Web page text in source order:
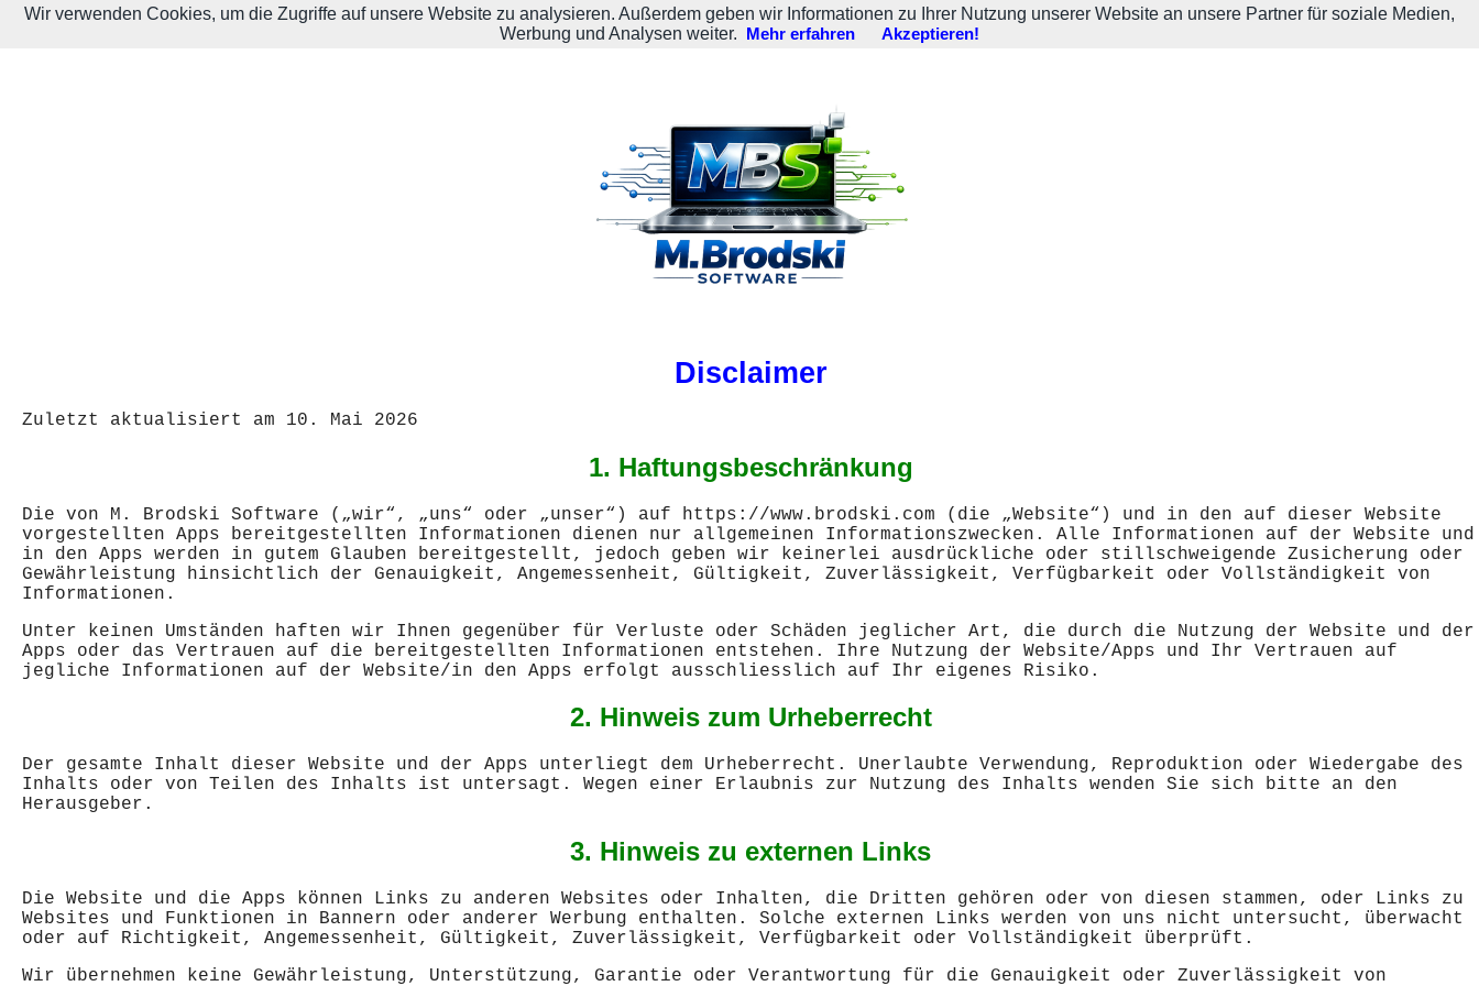
M. Brodski Software
Disclaimer
Zuletzt aktualisiert am 10. Mai 2026
1. Haftungsbeschränkung
Die von M. Brodski Software („wir“, „uns“ oder „unser“) auf https://www.brodski.com (die „Website“) und in den auf dieser Website
vorgestellten Apps bereitgestellten Informationen dienen nur allgemeinen Informationszwecken. Alle Informationen auf der Website und
in den Apps werden in gutem Glauben bereitgestellt, jedoch geben wir keinerlei ausdrückliche oder stillschweigende Zusicherung oder
Gewährleistung hinsichtlich der Genauigkeit, Angemessenheit, Gültigkeit, Zuverlässigkeit, Verfügbarkeit oder Vollständigkeit von
Informationen.
Unter keinen Umständen haften wir Ihnen gegenüber für Verluste oder Schäden jeglicher Art, die durch die Nutzung der Website und der
Apps oder das Vertrauen auf die bereitgestellten Informationen entstehen. Ihre Nutzung der Website/Apps und Ihr Vertrauen auf
jegliche Informationen auf der Website/in den Apps erfolgt ausschliesslich auf Ihr eigenes Risiko.
2. Hinweis zum Urheberrecht
Der gesamte Inhalt dieser Website und der Apps unterliegt dem Urheberrecht. Unerlaubte Verwendung, Reproduktion oder Wiedergabe des
Inhalts oder von Teilen des Inhalts ist untersagt. Wegen einer Erlaubnis zur Nutzung des Inhalts wenden Sie sich bitte an den
Herausgeber.
3. Hinweis zu externen Links
Die Website und die Apps können Links zu anderen Websites oder Inhalten, die Dritten gehören oder von diesen stammen, oder Links zu
Websites und Funktionen in Bannern oder anderer Werbung enthalten. Solche externen Links werden von uns nicht untersucht, überwacht
oder auf Richtigkeit, Angemessenheit, Gültigkeit, Zuverlässigkeit, Verfügbarkeit oder Vollständigkeit überprüft.
Wir übernehmen keine Gewährleistung, Unterstützung, Garantie oder Verantwortung für die Genauigkeit oder Zuverlässigkeit von
Wir verwenden Cookies, um die Zugriffe auf unsere Website zu analysieren. Außerdem geben wir Informationen zu Ihrer Nutzung unserer Website an unsere Partner für soziale Medien,
Werbung und Analysen weiter.
Mehr erfahren Akzeptieren!